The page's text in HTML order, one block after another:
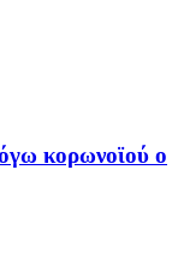
κορωνοϊού ο